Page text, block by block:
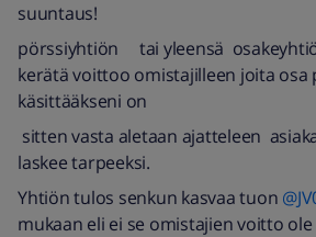
suuntaus!
pörssiyhtiön tai yleensä
kerätä voittoo omistajilleen joita osa
käsittääkseni on
sitten vasta aletaan ajatteleen
laskee tarpeeksi.
Yhtiön tulos senkun kasvaa tuon ​
mukaan eli ei se omistajien voitto